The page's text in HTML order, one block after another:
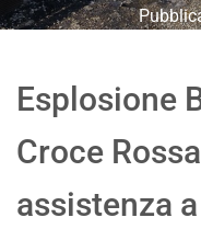
Esplosione
Croce
assistenza